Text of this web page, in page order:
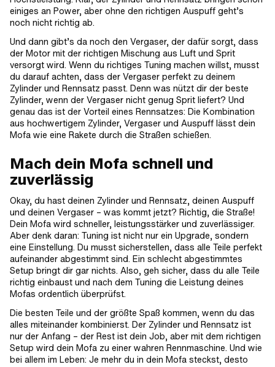
einiges an Power, aber ohne den richtigen Auspuff geht’s
noch nicht richtig ab.
Und dann gibt’s da noch den Vergaser, der dafür sorgt, dass
der Motor mit der richtigen Mischung aus Luft und Sprit
versorgt wird. Wenn du richtiges Tuning machen willst, musst
du darauf achten, dass der Vergaser perfekt zu deinem
Zylinder und Rennsatz passt. Denn was nützt dir der beste
Zylinder, wenn der Vergaser nicht genug Sprit liefert? Und
genau das ist der Vorteil eines Rennsatzes: Die Kombination
aus hochwertigem Zylinder, Vergaser und Auspuff lässt dein
Mofa wie eine Rakete durch die Straßen schießen.
Mach dein Mofa schnell und
zuverlässig
Okay, du hast deinen Zylinder und Rennsatz, deinen Auspuff
und deinen Vergaser – was kommt jetzt? Richtig, die Straße!
Dein Mofa wird schneller, leistungsstärker und zuverlässiger.
Aber denk daran: Tuning ist nicht nur ein Upgrade, sondern
eine Einstellung. Du musst sicherstellen, dass alle Teile perfekt
aufeinander abgestimmt sind. Ein schlecht abgestimmtes
Setup bringt dir gar nichts. Also, geh sicher, dass du alle Teile
richtig einbaust und nach dem Tuning die Leistung deines
Mofas ordentlich überprüfst.
Die besten Teile und der größte Spaß kommen, wenn du das
alles miteinander kombinierst. Der Zylinder und Rennsatz ist
nur der Anfang – der Rest ist dein Job, aber mit dem richtigen
Setup wird dein Mofa zu einer wahren Rennmaschine. Und wie
bei allem im Leben: Je mehr du in dein Mofa steckst, desto